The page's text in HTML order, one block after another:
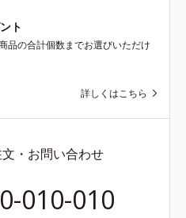
ト
品の合計個数までお選びいただけ
詳しくはこちら
・お問い合わせ
010-010